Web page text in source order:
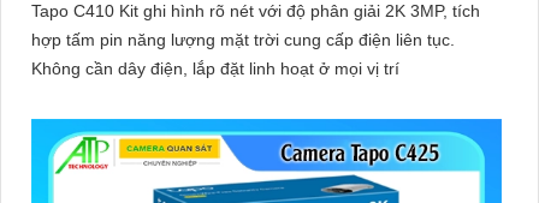
Tapo C410 Kit ghi hình rõ nét với độ phân giải 2K 3MP, tích
hợp tấm pin năng lượng mặt trời cung cấp điện liên tục.
Không cần dây điện, lắp đặt linh hoạt ở mọi vị trí